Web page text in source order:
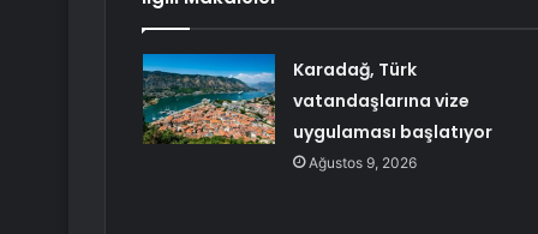
Karadağ, Türk
vatandaşlarına vize
uygulaması başlatıyor
Ağustos 9, 2026